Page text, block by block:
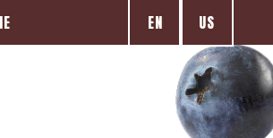
EN US